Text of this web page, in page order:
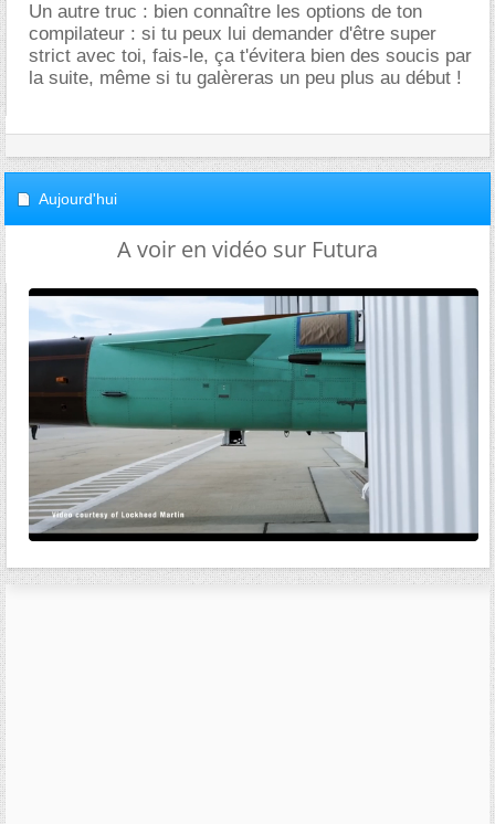
Un autre truc : bien connaître les options de ton
compilateur : si tu peux lui demander d'être super
strict avec toi, fais-le, ça t'évitera bien des soucis par
la suite, même si tu galèreras un peu plus au début !
Aujourd'hui
A voir en vidéo sur Futura